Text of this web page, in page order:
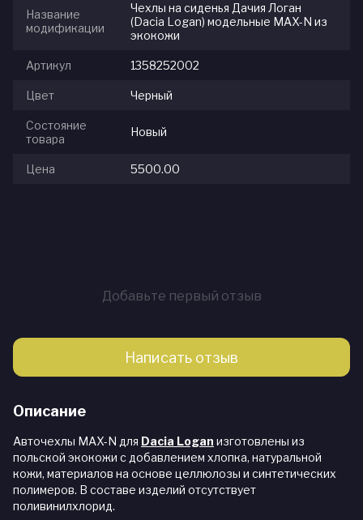
Название
модификации
Чехлы на сиденья Дачия Логан
(Dacia Logan) модельные MAX-N из
экокожи
Артикул 1358252002
Цвет Черный
Состояние
товара
Новый
Цена 5500.00
Добавьте первый отзыв
Написать отзыв
Описание
Авточехлы MAX-N для Dacia Logan изготовлены из
польской экокожи с добавлением хлопка, натуральной
кожи, материалов на основе целлюлозы и синтетических
полимеров. В составе изделий отсутствует
поливинилхлорид.